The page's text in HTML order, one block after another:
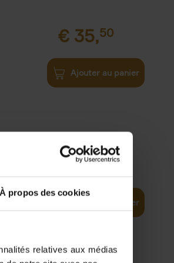
À propos des cookies
relatives aux médias
€ 35,50
Ajouter au panier
37,50
Ajouter au panier